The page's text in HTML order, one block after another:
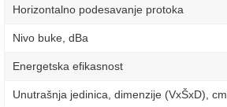
Horizontalno podesavanje protoka
Nivo buke, dBa
Energetska efikasnost
Unutrašnja jedinica, dimenzije (VxŠxD), сm